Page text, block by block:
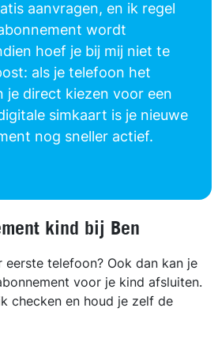
aanvragen, en ik regel
wordt
hoef je bij mij niet te
als je telefoon het
je direct kiezen voor een
simkaart is je nieuwe
nog sneller actief.
kind bij Ben
eerste telefoon? Ook dan kan je
voor je kind afsluiten.
checken en houd je zelf de